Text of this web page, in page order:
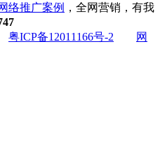
络推广案例 ，全网营销，有我
粤ICP备12011166号-2
网